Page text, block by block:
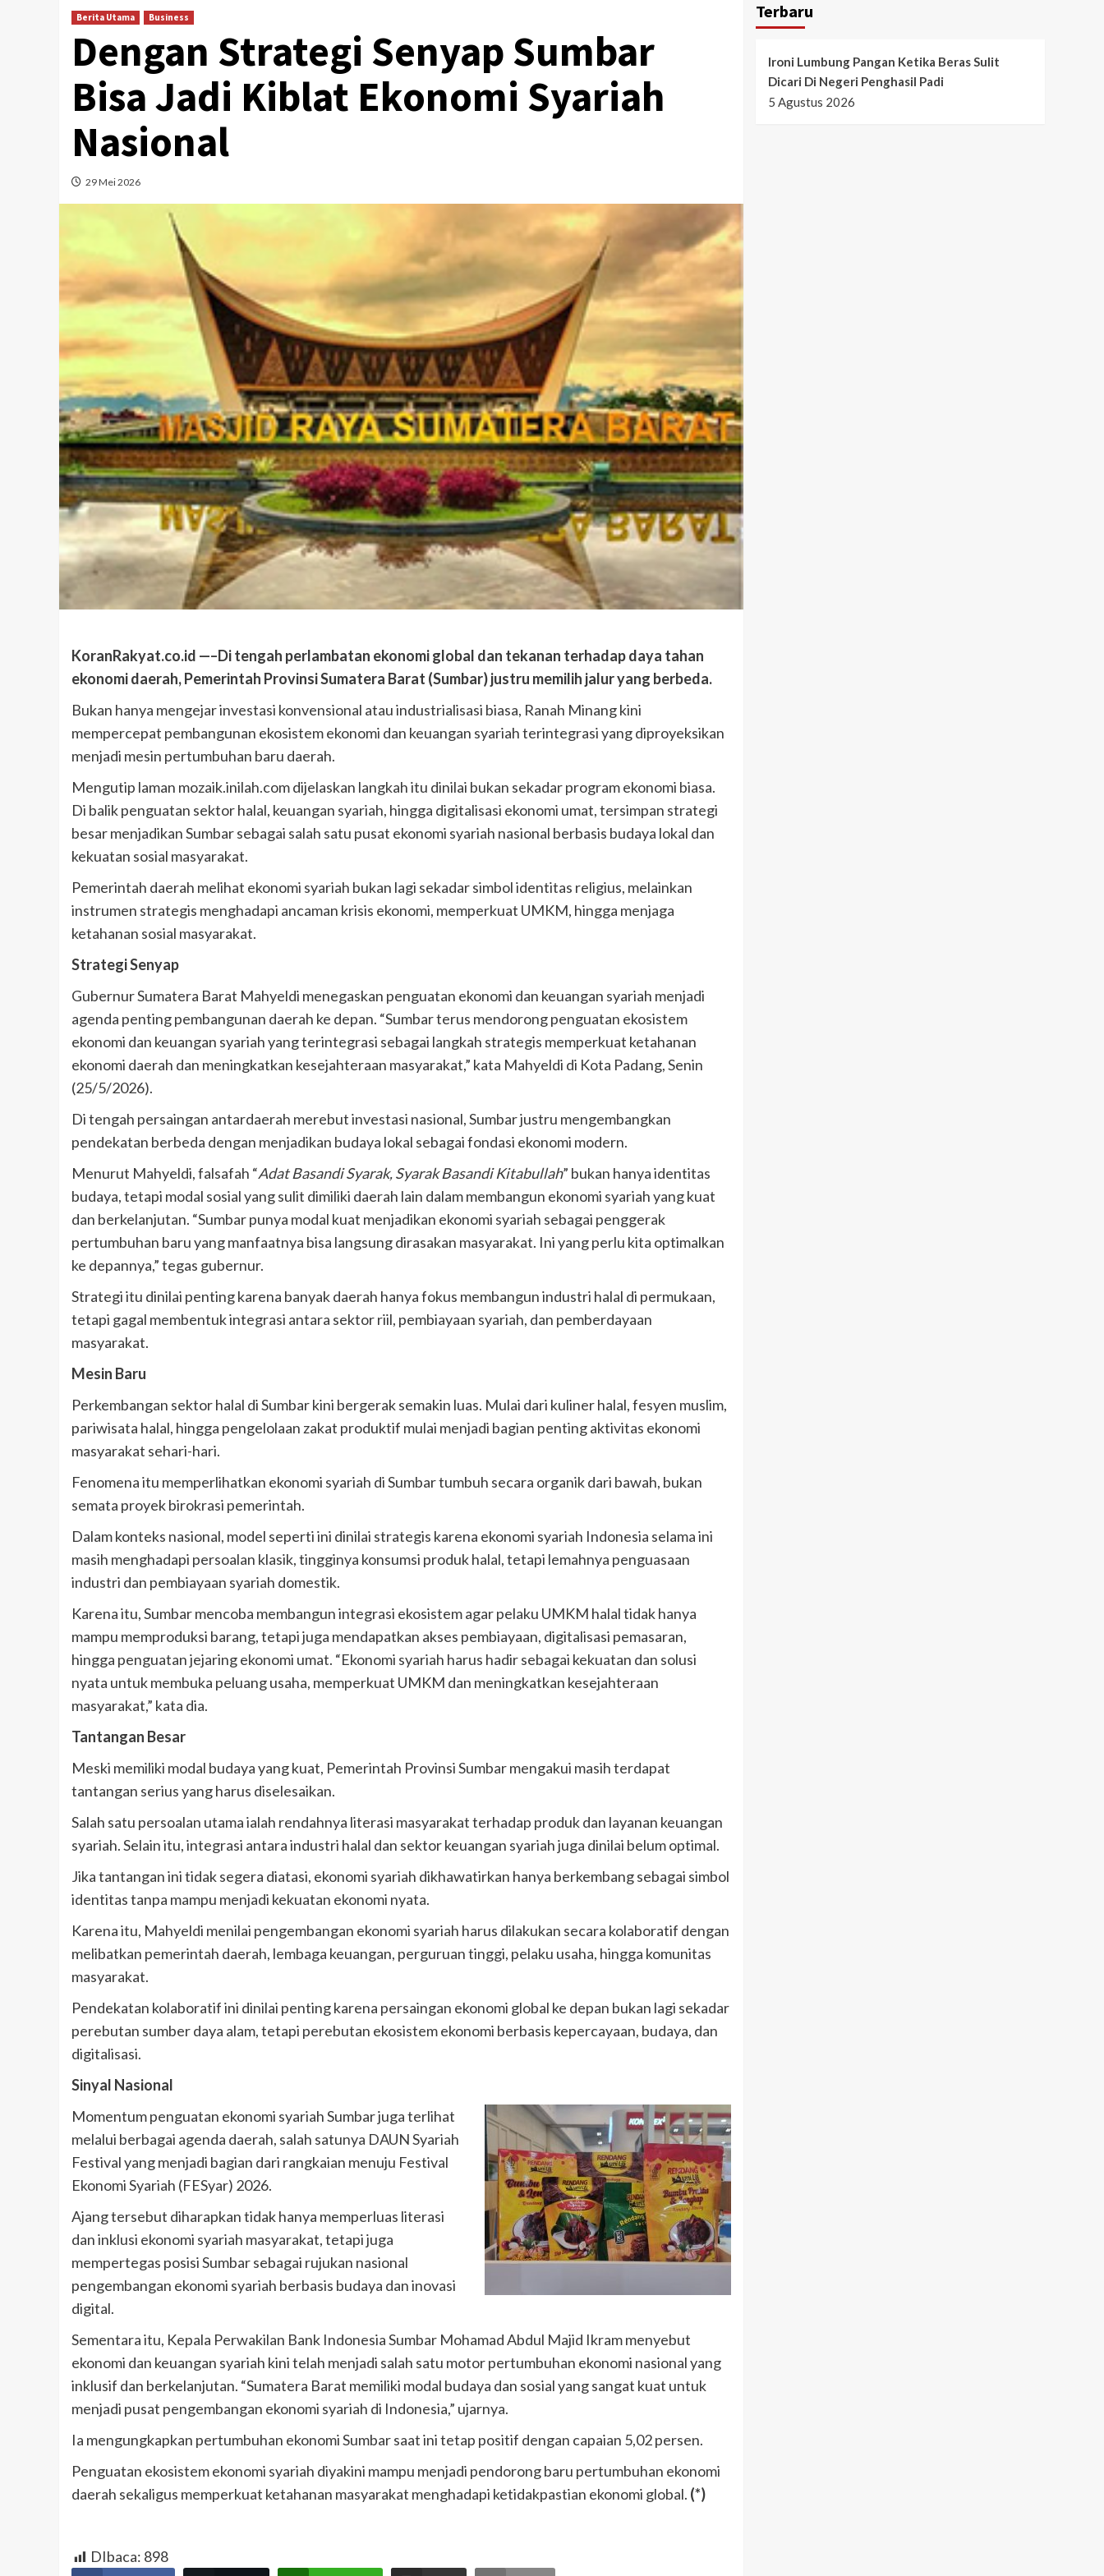
Berita Utama Business
Dengan Strategi Senyap Sumbar
Bisa Jadi Kiblat Ekonomi Syariah
Nasional
29 Mei 2026
KoranRakyat.co.id —–Di tengah perlambatan ekonomi global dan tekanan terhadap daya tahan
ekonomi daerah, Pemerintah Provinsi Sumatera Barat (Sumbar) justru memilih jalur yang berbeda.
Bukan hanya mengejar investasi konvensional atau industrialisasi biasa, Ranah Minang kini
mempercepat pembangunan ekosistem ekonomi dan keuangan syariah terintegrasi yang diproyeksikan
menjadi mesin pertumbuhan baru daerah.
Mengutip laman mozaik.inilah.com dijelaskan langkah itu dinilai bukan sekadar program ekonomi biasa.
Di balik penguatan sektor halal, keuangan syariah, hingga digitalisasi ekonomi umat, tersimpan strategi
besar menjadikan Sumbar sebagai salah satu pusat ekonomi syariah nasional berbasis budaya lokal dan
kekuatan sosial masyarakat.
Pemerintah daerah melihat ekonomi syariah bukan lagi sekadar simbol identitas religius, melainkan
instrumen strategis menghadapi ancaman krisis ekonomi, memperkuat UMKM, hingga menjaga
ketahanan sosial masyarakat.
Strategi Senyap
Gubernur Sumatera Barat Mahyeldi menegaskan penguatan ekonomi dan keuangan syariah menjadi
agenda penting pembangunan daerah ke depan. “Sumbar terus mendorong penguatan ekosistem
ekonomi dan keuangan syariah yang terintegrasi sebagai langkah strategis memperkuat ketahanan
ekonomi daerah dan meningkatkan kesejahteraan masyarakat,” kata Mahyeldi di Kota Padang, Senin
(25/5/2026).
Di tengah persaingan antardaerah merebut investasi nasional, Sumbar justru mengembangkan
pendekatan berbeda dengan menjadikan budaya lokal sebagai fondasi ekonomi modern.
Menurut Mahyeldi, falsafah “Adat Basandi Syarak, Syarak Basandi Kitabullah” bukan hanya identitas
budaya, tetapi modal sosial yang sulit dimiliki daerah lain dalam membangun ekonomi syariah yang kuat
dan berkelanjutan. “Sumbar punya modal kuat menjadikan ekonomi syariah sebagai penggerak
pertumbuhan baru yang manfaatnya bisa langsung dirasakan masyarakat. Ini yang perlu kita optimalkan
ke depannya,” tegas gubernur.
Strategi itu dinilai penting karena banyak daerah hanya fokus membangun industri halal di permukaan,
tetapi gagal membentuk integrasi antara sektor riil, pembiayaan syariah, dan pemberdayaan
masyarakat.
Mesin Baru
Perkembangan sektor halal di Sumbar kini bergerak semakin luas. Mulai dari kuliner halal, fesyen muslim,
pariwisata halal, hingga pengelolaan zakat produktif mulai menjadi bagian penting aktivitas ekonomi
masyarakat sehari-hari.
Fenomena itu memperlihatkan ekonomi syariah di Sumbar tumbuh secara organik dari bawah, bukan
semata proyek birokrasi pemerintah.
Dalam konteks nasional, model seperti ini dinilai strategis karena ekonomi syariah Indonesia selama ini
masih menghadapi persoalan klasik, tingginya konsumsi produk halal, tetapi lemahnya penguasaan
industri dan pembiayaan syariah domestik.
Karena itu, Sumbar mencoba membangun integrasi ekosistem agar pelaku UMKM halal tidak hanya
mampu memproduksi barang, tetapi juga mendapatkan akses pembiayaan, digitalisasi pemasaran,
hingga penguatan jejaring ekonomi umat. “Ekonomi syariah harus hadir sebagai kekuatan dan solusi
nyata untuk membuka peluang usaha, memperkuat UMKM dan meningkatkan kesejahteraan
masyarakat,” kata dia.
Tantangan Besar
Meski memiliki modal budaya yang kuat, Pemerintah Provinsi Sumbar mengakui masih terdapat
tantangan serius yang harus diselesaikan.
Salah satu persoalan utama ialah rendahnya literasi masyarakat terhadap produk dan layanan keuangan
syariah. Selain itu, integrasi antara industri halal dan sektor keuangan syariah juga dinilai belum optimal.
Jika tantangan ini tidak segera diatasi, ekonomi syariah dikhawatirkan hanya berkembang sebagai simbol
identitas tanpa mampu menjadi kekuatan ekonomi nyata.
Karena itu, Mahyeldi menilai pengembangan ekonomi syariah harus dilakukan secara kolaboratif dengan
melibatkan pemerintah daerah, lembaga keuangan, perguruan tinggi, pelaku usaha, hingga komunitas
masyarakat.
Pendekatan kolaboratif ini dinilai penting karena persaingan ekonomi global ke depan bukan lagi sekadar
perebutan sumber daya alam, tetapi perebutan ekosistem ekonomi berbasis kepercayaan, budaya, dan
digitalisasi.
Sinyal Nasional
Momentum penguatan ekonomi syariah Sumbar juga terlihat
melalui berbagai agenda daerah, salah satunya DAUN Syariah
Festival yang menjadi bagian dari rangkaian menuju Festival
Ekonomi Syariah (FESyar) 2026.
Ajang tersebut diharapkan tidak hanya memperluas literasi
dan inklusi ekonomi syariah masyarakat, tetapi juga
mempertegas posisi Sumbar sebagai rujukan nasional
pengembangan ekonomi syariah berbasis budaya dan inovasi
digital.
Sementara itu, Kepala Perwakilan Bank Indonesia Sumbar Mohamad Abdul Majid Ikram menyebut
ekonomi dan keuangan syariah kini telah menjadi salah satu motor pertumbuhan ekonomi nasional yang
inklusif dan berkelanjutan. “Sumatera Barat memiliki modal budaya dan sosial yang sangat kuat untuk
menjadi pusat pengembangan ekonomi syariah di Indonesia,” ujarnya.
Ia mengungkapkan pertumbuhan ekonomi Sumbar saat ini tetap positif dengan capaian 5,02 persen.
Penguatan ekosistem ekonomi syariah diyakini mampu menjadi pendorong baru pertumbuhan ekonomi
daerah sekaligus memperkuat ketahanan masyarakat menghadapi ketidakpastian ekonomi global. (*)
DIbaca: 898
Terbaru
Ironi Lumbung Pangan Ketika Beras Sulit
Dicari Di Negeri Penghasil Padi
5 Agustus 2026